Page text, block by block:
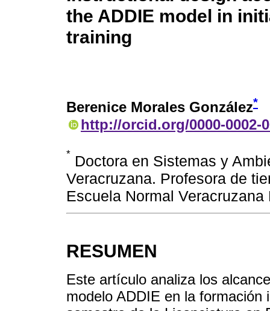
the ADDIE model in
training
Berenice Morales González*
http://orcid.org/0000-0002-
* Doctora en Sistemas y
Veracruzana. Profesora de
Escuela Normal
RESUMEN
Este artículo analiza los
modelo ADDIE en la